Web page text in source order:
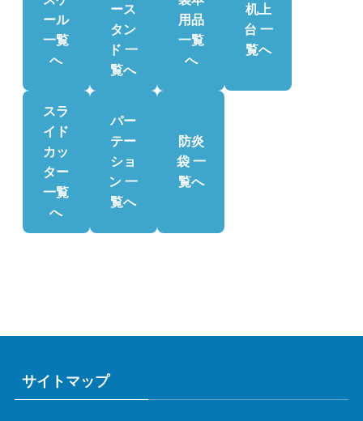
ール
一覧
へ
ース
タン
ド 一
覧へ
用品
一覧
へ
机上
台 一
覧へ
スラ
イド
カッ
ター
一覧
へ
パー
テー
ショ
ン 一
覧へ
防炎
袋 一
覧へ
サイトマップ